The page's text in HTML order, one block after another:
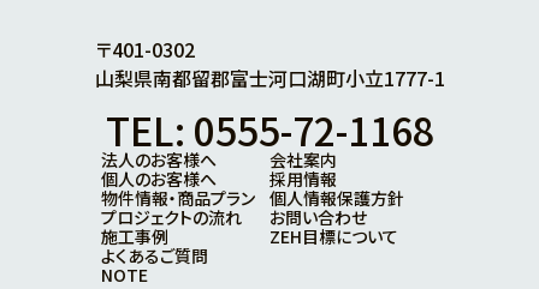
〒401-0302
山梨県南都留郡富士河口湖町小立1777-1
TEL: 0555-72-1168
法人のお客様へ
個人のお客様へ
物件情報・商品プラン
プロジェクトの流れ
施工事例
よくあるご質問
NOTE
会社案内
採用情報
個人情報保護方針
お問い合わせ
ZEH目標について